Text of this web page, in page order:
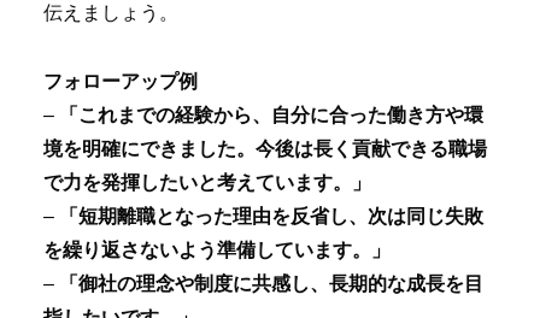
伝えましょう。
フォローアップ例
–
「これまでの経験から、自分に合った働き方や環
境を明確にできました。今後は長く貢献できる職場
で力を発揮したいと考えています。」
–
「短期離職となった理由を反省し、次は同じ失敗
を繰り返さないよう準備しています。」
–
「御社の理念や制度に共感し、長期的な成長を目